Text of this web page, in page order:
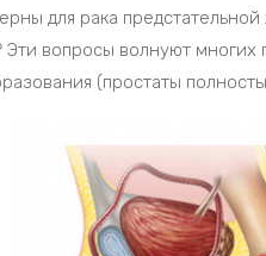
для рака
Эти вопросы волнуют
(простаты